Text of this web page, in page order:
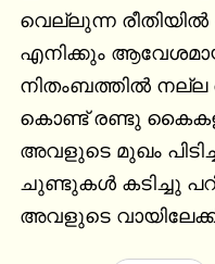
വെല്ലുന്ന
എനിക്കും
നിതംബത്തില്‍
കൊണ്ട് രണ്ടു
അവളുടെ മുഖം
ചുണ്ടുകള്‍ കടിച്ചു
അവളുടെ